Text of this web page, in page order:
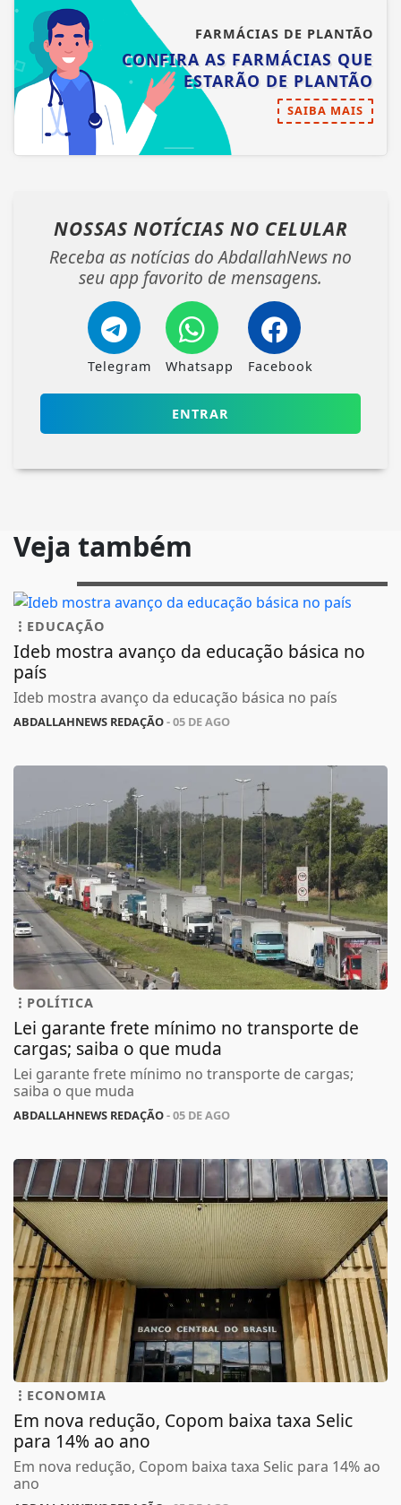
FARMÁCIAS DE PLANTÃO
CONFIRA AS FARMÁCIAS QUE
ESTARÃO DE PLANTÃO
SAIBA MAIS
NOSSAS NOTÍCIAS NO CELULAR
Receba as notícias do AbdallahNews no
seu app favorito de mensagens.
Telegram Whatsapp Facebook
ENTRAR
Veja também
EDUCAÇÃO
Ideb mostra avanço da educação básica no
país
Ideb mostra avanço da educação básica no país
ABDALLAHNEWS REDAÇÃO- 05 DE AGO
POLÍTICA
Lei garante frete mínimo no transporte de
cargas; saiba o que muda
Lei garante frete mínimo no transporte de cargas;
saiba o que muda
ABDALLAHNEWS REDAÇÃO- 05 DE AGO
ECONOMIA
Em nova redução, Copom baixa taxa Selic
para 14% ao ano
Em nova redução, Copom baixa taxa Selic para 14% ao
ano